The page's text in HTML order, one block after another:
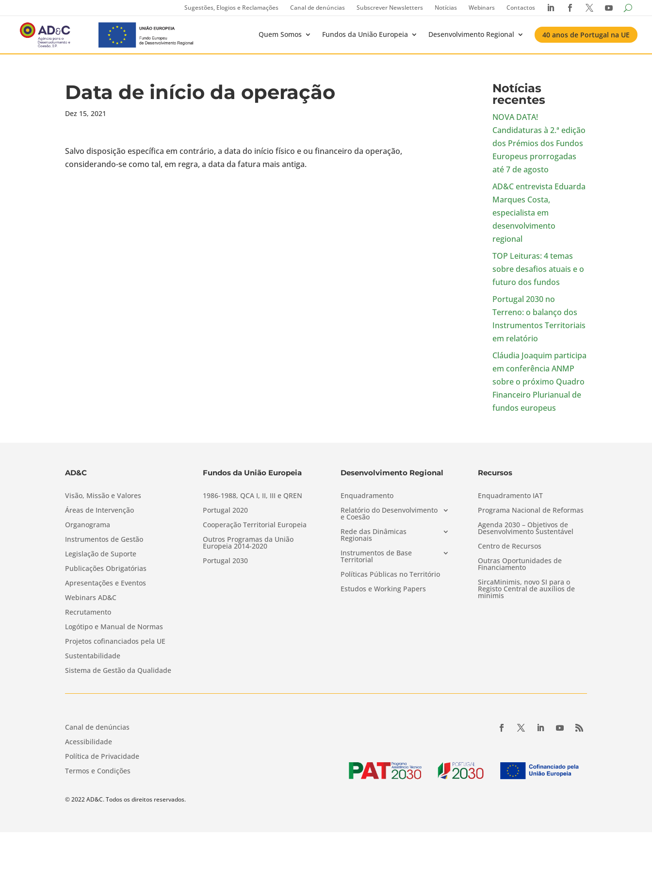
Sugestões, Elogios e Reclamações Canal de denúncias Subscrever Newsletters Notícias Webinars Contactos    
Quem Somos Fundos da União Europeia Desenvolvimento Regional 40 anos de Portugal na UE
Data de início da operação
Dez 15, 2021
Salvo disposição específica em contrário, a data do início físico e ou financeiro da operação,
considerando-se como tal, em regra, a data da fatura mais antiga.
Notícias
recentes
NOVA DATA!
Candidaturas à 2.ª edição
dos Prémios dos Fundos
Europeus prorrogadas
até 7 de agosto
AD&C entrevista Eduarda
Marques Costa,
especialista em
desenvolvimento
regional
TOP Leituras: 4 temas
sobre desafios atuais e o
futuro dos fundos
Portugal 2030 no
Terreno: o balanço dos
Instrumentos Territoriais
em relatório
Cláudia Joaquim participa
em conferência ANMP
sobre o próximo Quadro
Financeiro Plurianual de
fundos europeus
AD&C
Visão, Missão e Valores
Áreas de Intervenção
Organograma
Instrumentos de Gestão
Legislação de Suporte
Publicações Obrigatórias
Apresentações e Eventos
Webinars AD&C
Recrutamento
Logótipo e Manual de Normas
Projetos cofinanciados pela UE
Sustentabilidade
Sistema de Gestão da Qualidade
Fundos da União Europeia
1986-1988, QCA I, II, III e QREN
Portugal 2020
Cooperação Territorial Europeia
Outros Programas da União
Europeia 2014-2020
Portugal 2030
Desenvolvimento Regional
Enquadramento
Relatório do Desenvolvimento
e Coesão
Rede das Dinâmicas
Regionais
Instrumentos de Base
Territorial
Políticas Públicas no Território
Estudos e Working Papers
Recursos
Enquadramento IAT
Programa Nacional de Reformas
Agenda 2030 – Objetivos de
Desenvolvimento Sustentável
Centro de Recursos
Outras Oportunidades de
Financiamento
SircaMinimis, novo SI para o
Registo Central de auxílios de
minimis
Canal de denúncias
Acessibilidade
Política de Privacidade
Termos e Condições
© 2022 AD&C. Todos os direitos reservados.